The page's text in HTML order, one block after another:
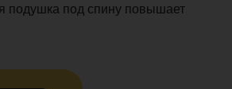
подушка под спину повышает